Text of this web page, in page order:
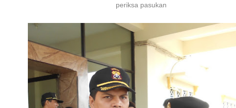
periksa pasukan